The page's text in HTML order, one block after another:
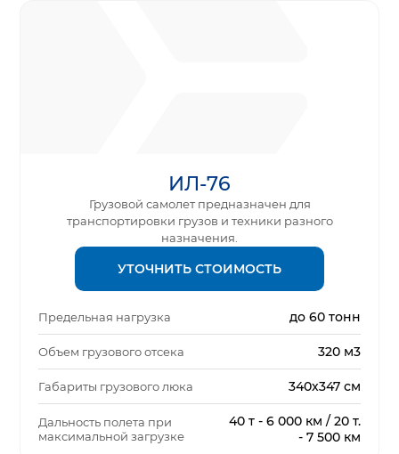
ИЛ-76
Грузовой самолет предназначен для
транспортировки грузов и техники разного
назначения.
УТОЧНИТЬ СТОИМОСТЬ
Предельная нагрузка до 60 тонн
Объем грузового отсека 320 м3
Габариты грузового люка 340х347 см
Дальность полета при
максимальной загрузке
40 т - 6 000 км / 20 т.
- 7 500 км